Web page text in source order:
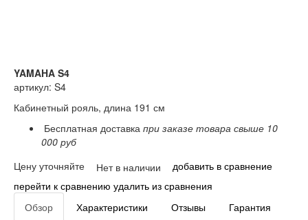
YAMAHA S4
артикул: S4
Кабинетный рояль, длина 191 см
Бесплатная доставка при заказе товара свыше 10
000 руб
Цену уточняйте
Нет в наличии
добавить в сравнение
перейти к сравнению удалить из сравнения
Обзор
Характеристики Отзывы Гарантия